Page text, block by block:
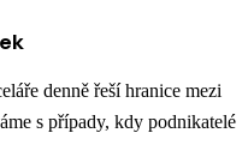
denně řeší hranice mezi
s případy, kdy podnikatelé